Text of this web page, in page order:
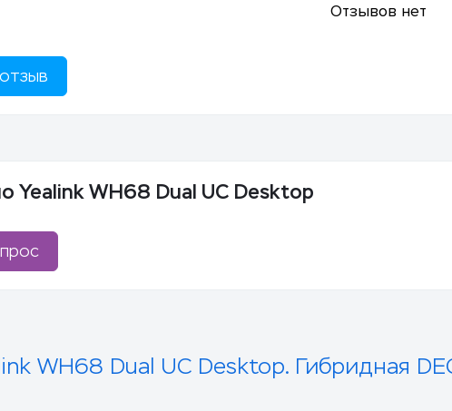
Отзывов нет
Yealink WH68 Dual UC Desktop
WH68 Dual UC Desktop. Гибридная